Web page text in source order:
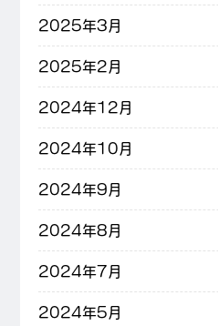
2025年3月
2025年2月
2024年12月
2024年10月
2024年9月
2024年8月
2024年7月
2024年5月